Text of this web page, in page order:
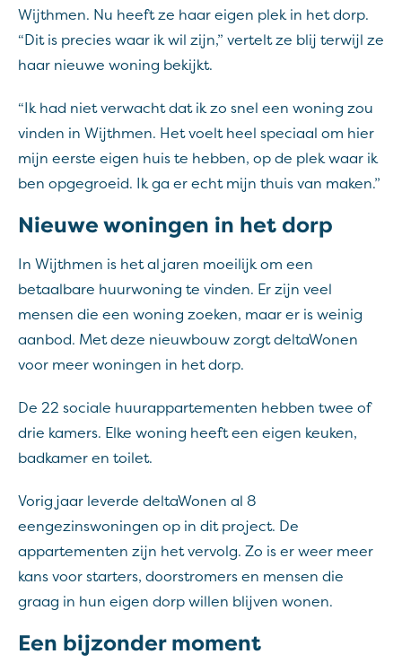
Wijthmen. Nu heeft ze haar eigen plek in het dorp.
“Dit is precies waar ik wil zijn,” vertelt ze blij terwijl ze
haar nieuwe woning bekijkt.
“Ik had niet verwacht dat ik zo snel een woning zou
vinden in Wijthmen. Het voelt heel speciaal om hier
mijn eerste eigen huis te hebben, op de plek waar ik
ben opgegroeid. Ik ga er echt mijn thuis van maken.”
Nieuwe woningen in het dorp
In Wijthmen is het al jaren moeilijk om een
betaalbare huurwoning te vinden. Er zijn veel
mensen die een woning zoeken, maar er is weinig
aanbod. Met deze nieuwbouw zorgt deltaWonen
voor meer woningen in het dorp.
De 22 sociale huurappartementen hebben twee of
drie kamers. Elke woning heeft een eigen keuken,
badkamer en toilet.
Vorig jaar leverde deltaWonen al 8
eengezinswoningen op in dit project. De
appartementen zijn het vervolg. Zo is er weer meer
kans voor starters, doorstromers en mensen die
graag in hun eigen dorp willen blijven wonen.
Een bijzonder moment